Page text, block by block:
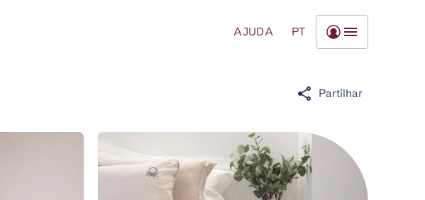
AJUDA PT
Partilhar